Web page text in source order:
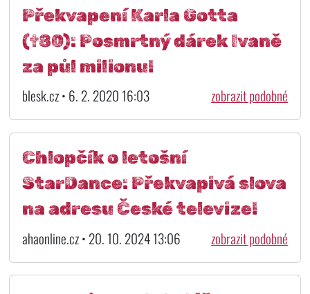
Překvapení Karla Gotta
(†80): Posmrtný dárek Ivaně
za půl milionu!
blesk.cz • 6. 2. 2020 16:03 zobrazit podobné
Chlopčík o letošní
StarDance: Překvapivá slova
na adresu České televize!
ahaonline.cz • 20. 10. 2024 13:06 zobrazit podobné